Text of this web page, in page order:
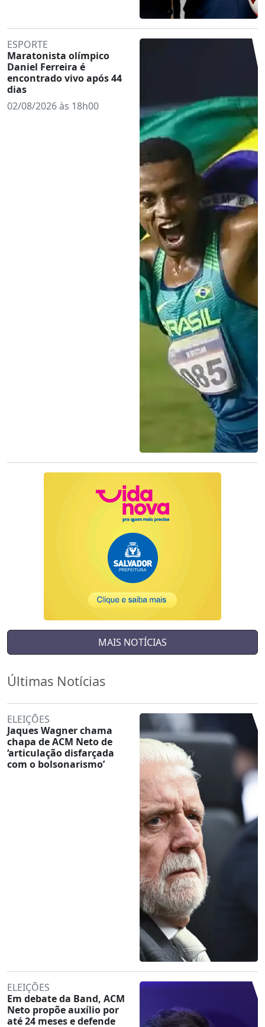
ESPORTE
Maratonista olímpico
Daniel Ferreira é
encontrado vivo após 44
dias
02/08/2026 às 18h00
MAIS NOTÍCIAS
Últimas Notícias
ELEIÇÕES
Jaques Wagner chama
chapa de ACM Neto de
‘articulação disfarçada
com o bolsonarismo’
ELEIÇÕES
Em debate da Band, ACM
Neto propõe auxílio por
até 24 meses e defende